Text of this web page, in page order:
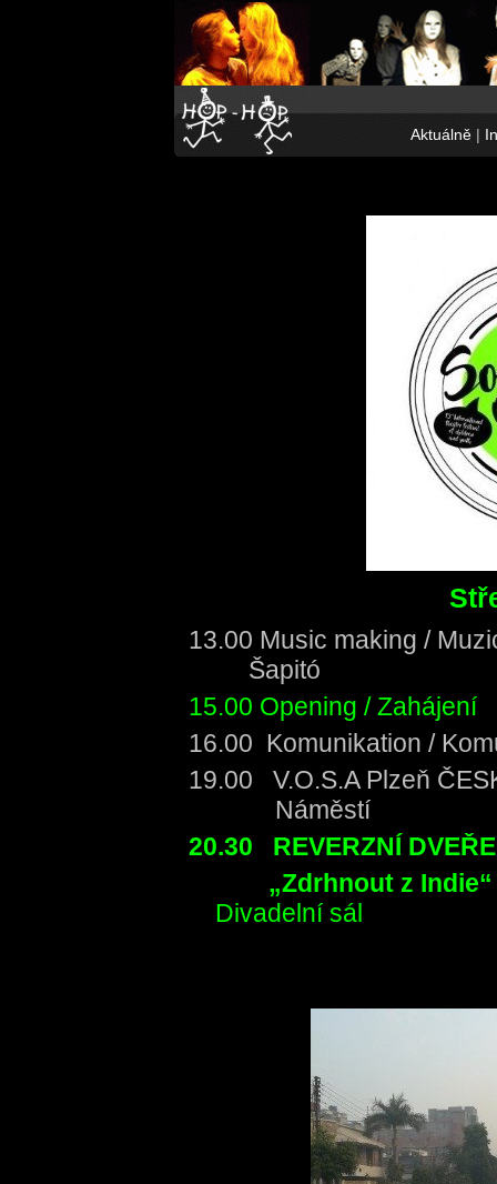
Aktuálně|
13.00 Music
Šapitó
15.00 Opening / Zahájení
16.00 Komunikation /
19.00 V.O.S.A Plzeň
Náměstí
20.30 REVERZNÍ
„Zdrhnout z Indie“
Divadelní sál